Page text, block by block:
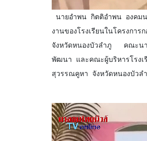
งานของโรงเรียนในโครงก
จังหวัดหนองบัวลำภู   คณะน
พัฒนา และคณะผู้บริหารโรงเ
สุวรรณคูหา จังหวัดหนองบัวล